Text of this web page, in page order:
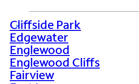
>
Cliffside Park
Edgewater
Englewood
Englewood Cliffs
Fairview